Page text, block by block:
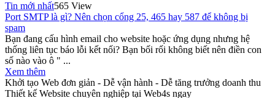
Tin mới nhất565 View
Port SMTP là gì? Nên chọn cổng 25, 465 hay 587 để không bị
spam
Bạn đang cấu hình email cho website hoặc ứng dụng nhưng hệ
thống liên tục báo lỗi kết nối? Bạn bối rối không biết nên điền con
số nào vào ô " ...
Xem thêm
Khởi tạo Web đơn giản - Dễ vận hành - Dễ tăng trưởng doanh thu
Thiết kế Website chuyên nghiệp tại Web4s ngay